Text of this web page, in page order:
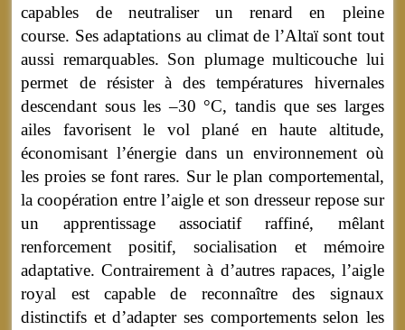
capables de neutraliser un renard en pleine
course. Ses adaptations au climat de l’Altaï sont tout
aussi remarquables. Son plumage multicouche lui
permet de résister à des températures hivernales
descendant sous les –30 °C, tandis que ses larges
ailes favorisent le vol plané en haute altitude,
économisant l’énergie dans un environnement où
les proies se font rares. Sur le plan comportemental,
la coopération entre l’aigle et son dresseur repose sur
un apprentissage associatif raffiné, mêlant
renforcement positif, socialisation et mémoire
adaptative. Contrairement à d’autres rapaces, l’aigle
royal est capable de reconnaître des signaux
distinctifs et d’adapter ses comportements selon les